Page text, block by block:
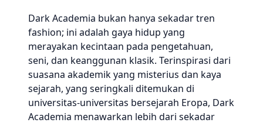
Dark Academia bukan hanya sekadar tren
fashion; ini adalah gaya hidup yang
merayakan kecintaan pada pengetahuan,
seni, dan keanggunan klasik. Terinspirasi dari
suasana akademik yang misterius dan kaya
sejarah, yang seringkali ditemukan di
universitas-universitas bersejarah Eropa, Dark
Academia menawarkan lebih dari sekadar